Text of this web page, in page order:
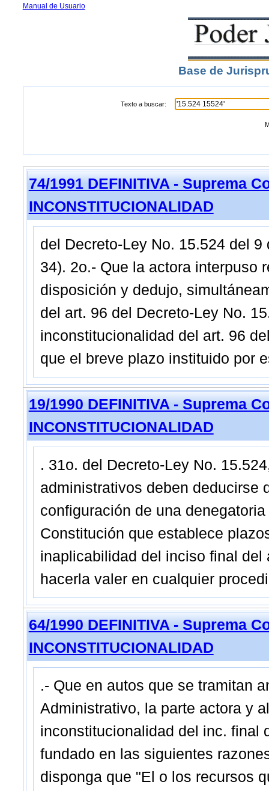
Manual de Usuario
Base de
Texto a buscar:
74/1991 DEFINITIVA - Suprema
INCONSTITUCIONALIDAD
del Decreto-Ley No. 15.524 del
34). 2o.- Que la actora interpuso
disposición y dedujo,
del art. 96 del Decreto-Ley No.
inconstitucionalidad del art. 96
que el breve plazo instituido por
19/1990 DEFINITIVA - Suprema
INCONSTITUCIONALIDAD
. 31o. del Decreto-Ley No.
administrativos deben deducirse
configuración de una
Constitución que establece
inaplicabilidad del inciso final del
hacerla valer en cualquier
64/1990 DEFINITIVA - Suprema
INCONSTITUCIONALIDAD
.- Que en autos que se tramitan
Administrativo, la parte actora y
inconstitucionalidad del inc. final
fundado en las siguientes
disponga que "El o los recursos